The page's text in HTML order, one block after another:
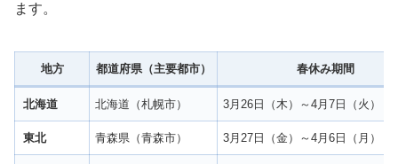
ます。
地方 都道府県（主要都市） 春休み期間
北海道 北海道（札幌市） 3月26日（木）～4月7日（火）
東北 青森県（青森市） 3月27日（金）～4月6日（月）